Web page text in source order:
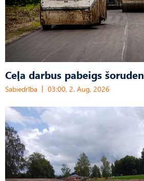
Ceļa darbus pabeigs šoruden
Sabiedrība 03:00, 2. Aug, 2026